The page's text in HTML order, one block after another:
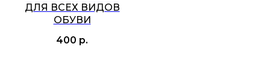
ДЛЯ ВСЕХ ВИДОВ
ОБУВИ
400 р.